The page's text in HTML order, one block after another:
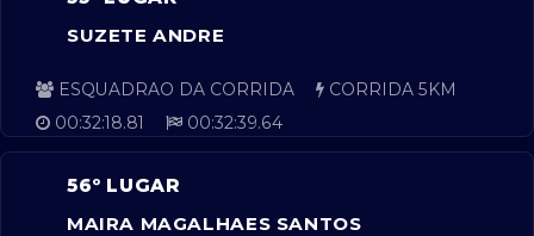
SUZETE ANDRE
ESQUADRAO DA CORRIDA
CORRIDA 5KM
00:32:18.81
00:32:39.64
56º LUGAR
MAIRA MAGALHAES SANTOS